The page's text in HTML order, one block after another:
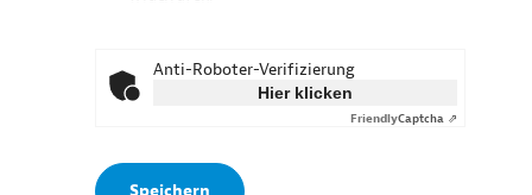
Anti-Roboter-Verifizierung
Hier klicken
FriendlyCaptcha ⇗